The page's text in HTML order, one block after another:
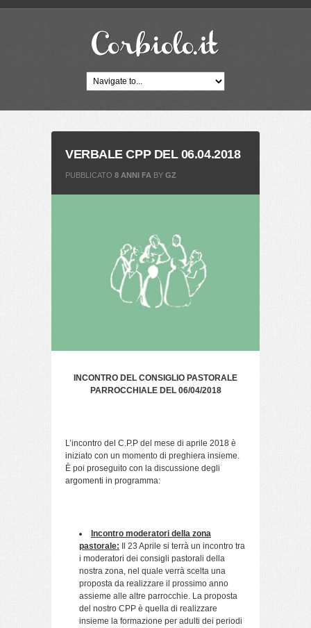
VERBALE CPP DEL 06.04.2018
PUBBLICATO 8 ANNI FA BY GZ
INCONTRO DEL CONSIGLIO PASTORALE
PARROCCHIALE DEL 06/04/2018
L’incontro del C.P.P del mese di aprile 2018 è
iniziato con un momento di preghiera insieme.
È poi proseguito con la discussione degli
argomenti in programma:
Incontro moderatori della zona
pastorale: Il 23 Aprile si terrà un incontro tra
i moderatori dei consigli pastorali della
nostra zona, nel quale verrà scelta una
proposta da realizzare il prossimo anno
assieme alle altre parrocchie. La proposta
del nostro CPP è quella di realizzare
insieme la formazione per adulti dei periodi